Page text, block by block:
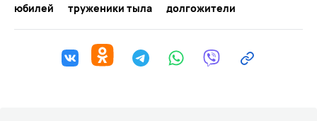
юбилей труженики тыла долгожители